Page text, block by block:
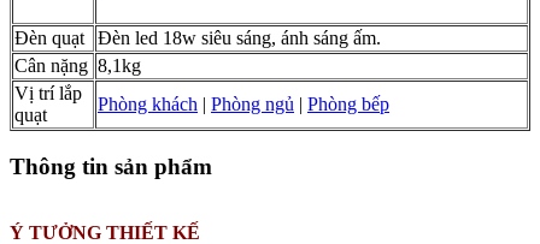
Đèn quạt
Đèn led 18w siêu sáng, ánh sáng ấm.
Cân nặng 8,1kg
Vị trí lắp
quạt
Phòng khách | Phòng ngủ | Phòng bếp
Thông tin sản phẩm
Ý TƯỞNG THIẾT KẾ